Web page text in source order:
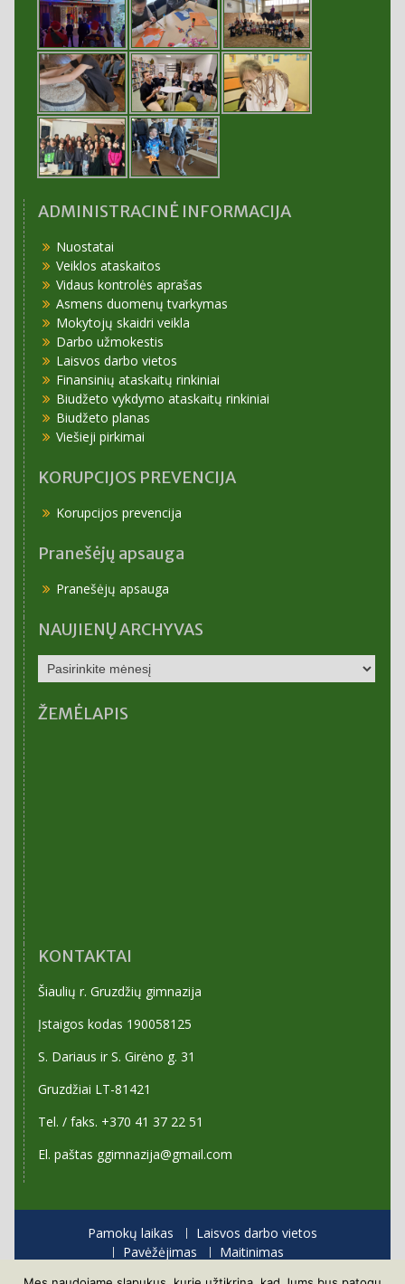
ADMINISTRACINĖ INFORMACIJA
Nuostatai
Veiklos ataskaitos
Vidaus kontrolės aprašas
Asmens duomenų tvarkymas
Mokytojų skaidri veikla
Darbo užmokestis
Laisvos darbo vietos
Finansinių ataskaitų rinkiniai
Biudžeto vykdymo ataskaitų rinkiniai
Biudžeto planas
Viešieji pirkimai
KORUPCIJOS PREVENCIJA
Korupcijos prevencija
Pranešėjų apsauga
Pranešėjų apsauga
NAUJIENŲ ARCHYVAS
NAUJIENŲ
ARCHYVAS
ŽEMĖLAPIS
KONTAKTAI
Šiaulių r. Gruzdžių gimnazija
Įstaigos kodas 190058125
S. Dariaus ir S. Girėno g. 31
Gruzdžiai LT-81421
Tel. / faks. +370 41 37 22 51
El. paštas ggimnazija@gmail.com
Pamokų laikas
Laisvos darbo vietos
Pavėžėjimas
Maitinimas